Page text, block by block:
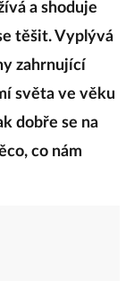
a shoduje
těšit. Vyplývá
zahrnující
světa ve věku
dobře se na
co nám